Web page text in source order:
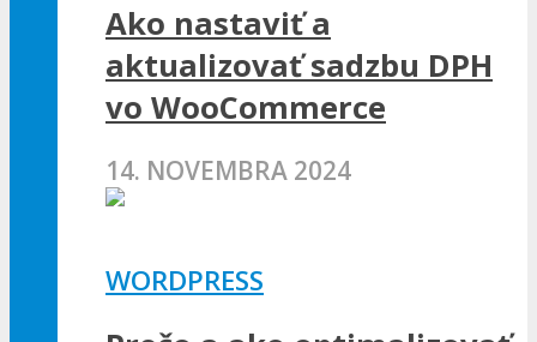
Ako nastaviť a
aktualizovať sadzbu DPH
vo WooCommerce
14. NOVEMBRA 2024
WORDPRESS